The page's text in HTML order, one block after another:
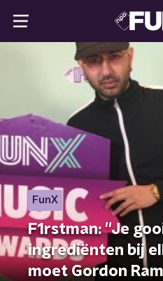
FunX
F1rstman: ''Je
ingrediënten bij
moet Gordon